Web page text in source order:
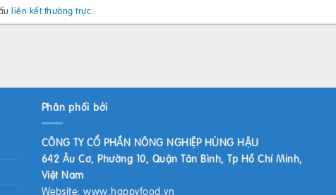
liên kết thường trực.
Phân phối bởi
CÔNG TY CỔ PHẦN NÔNG NGHIỆP HÙNG HẬU
642 Âu Cơ, Phường 10, Quận Tân Bình, Tp Hồ Chí Minh,
Việt Nam
Website:www.happyfood.vn